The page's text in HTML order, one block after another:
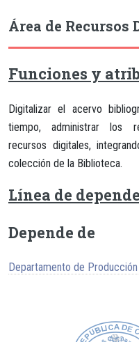
Área de Recursos
Funciones y
Digitalizar el acervo
tiempo, administrar los
recursos digitales,
colección de la Biblioteca.
Línea de
Depende de
Departamento de